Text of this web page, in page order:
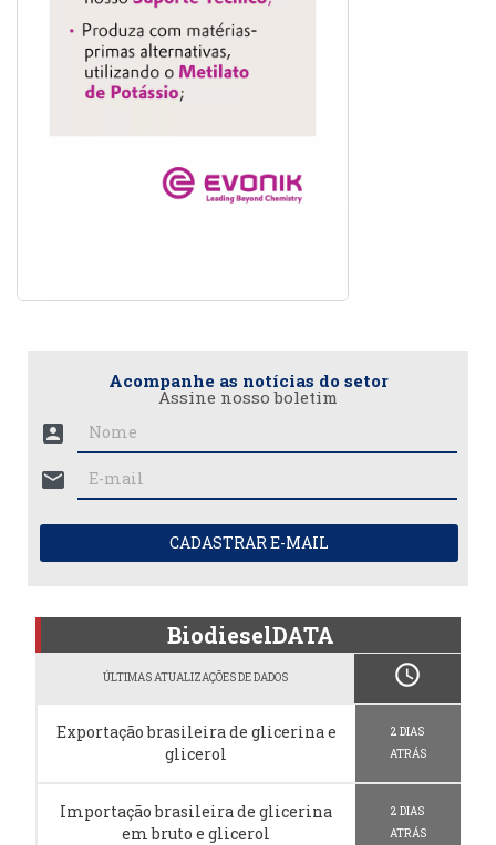
Acompanhe as notícias do setor
Assine nosso boletim
account_box
mail
CADASTRAR E-MAIL
BiodieselDATA
ÚLTIMAS ATUALIZAÇÕES DE DADOS schedule
Exportação brasileira de glicerina e
glicerol
2 DIAS
ATRÁS
Importação brasileira de glicerina
em bruto e glicerol
2 DIAS
ATRÁS